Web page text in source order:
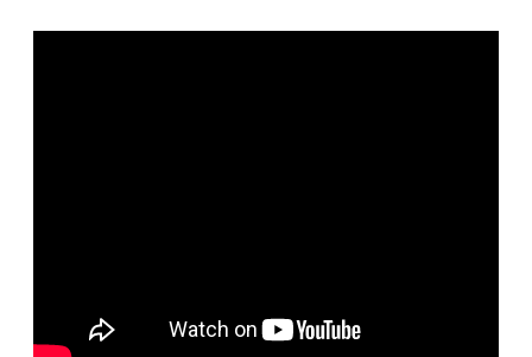
אומרים שזה יעלה והקדוש ברוך הוא יגיד